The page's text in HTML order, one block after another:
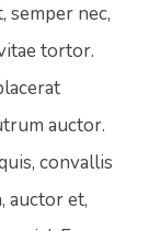
nec,
tortor.
auctor.
convallis
auctor et,